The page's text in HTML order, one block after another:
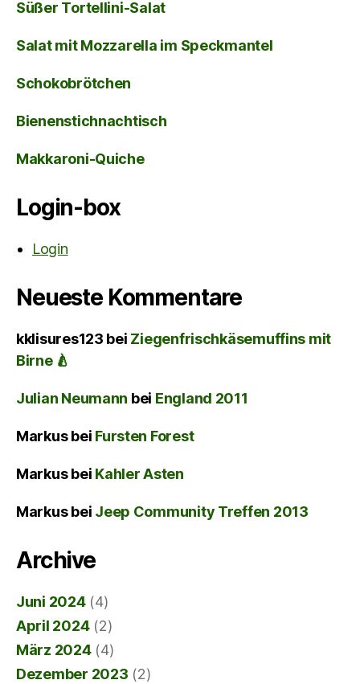
Süßer Tortellini-Salat
Salat mit Mozzarella im Speckmantel
Schokobrötchen
Bienenstichnachtisch
Makkaroni-Quiche
Login-box
Login
Neueste Kommentare
kklisures123 bei Ziegenfrischkäsemuffins mit
Birne 🍐
Julian Neumann bei England 2011
Markusbei Fursten Forest
Markusbei Kahler Asten
Markusbei Jeep Community Treffen 2013
Archive
Juni 2024(4)
April 2024(2)
März 2024(4)
Dezember 2023 (2)